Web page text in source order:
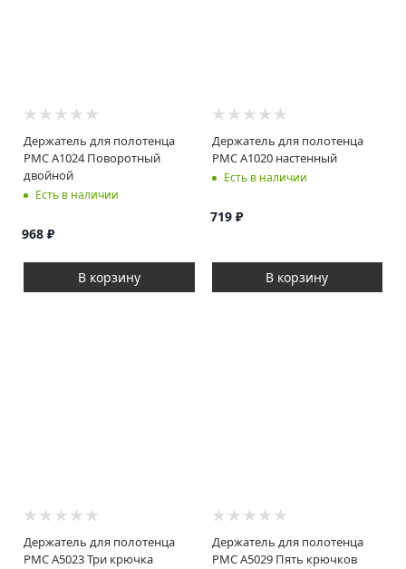
Держатель для полотенца
РМС A1024 Поворотный
двойной
Есть в наличии
968 ₽
В корзину
Держатель для полотенца
РМС A1020 настенный
Есть в наличии
719₽
В корзину
Держатель для полотенца
РМС A5023 Три крючка
Держатель для полотенца
РМС A5029 Пять крючков